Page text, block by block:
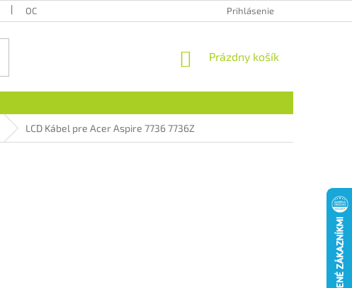
OCHRANA OSOBNÝCH ÚDAJOV HODNOTENIE OBCHODU
Prihlásenie
NÁKUPNÝ
Prázdny košík
LCD Kábel pre Acer Aspire 7736 7736Z